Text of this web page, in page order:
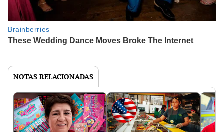
NOTAS RELACIONADAS